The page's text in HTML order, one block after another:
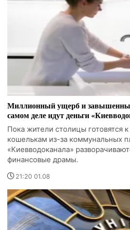
Миллионный ущерб и
самом деле идут деньги
Пока жители столицы готовятся
кошелькам из-за коммунальных
«Киевводоканала»
финансовые драмы.
21:20 01.08